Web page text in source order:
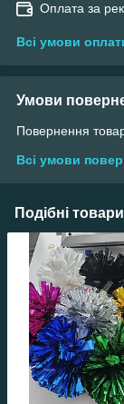
Оплата за
Всі умови
Умови
Повернення
Всі умови
Подібні